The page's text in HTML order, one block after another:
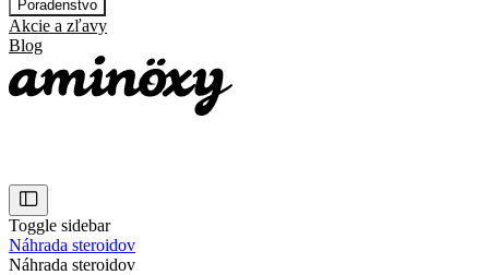
Poradenstvo
Akcie a zľavy
Blog
Toggle sidebar
Náhrada steroidov
Náhrada steroidov